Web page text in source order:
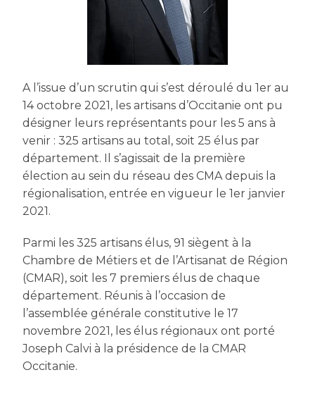
A l’issue d’un scrutin qui s’est déroulé du 1er au
14 octobre 2021, les artisans d’Occitanie ont pu
désigner leurs représentants pour les 5 ans à
venir : 325 artisans au total, soit 25 élus par
département. Il s’agissait de la première
élection au sein du réseau des CMA depuis la
régionalisation, entrée en vigueur le 1er janvier
2021.
Parmi les 325 artisans élus, 91 siègent à la
Chambre de Métiers et de l’Artisanat de Région
(CMAR), soit les 7 premiers élus de chaque
département. Réunis à l’occasion de
l’assemblée générale constitutive le 17
novembre 2021, les élus régionaux ont porté
Joseph Calvi à la présidence de la CMAR
Occitanie.